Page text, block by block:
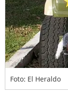
Foto: El Heraldo